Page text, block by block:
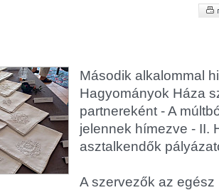
Második alkalommal
Hagyományok Háza
partnereként - A
jelennek hímezve - II.
asztalkendők
A szervezők az